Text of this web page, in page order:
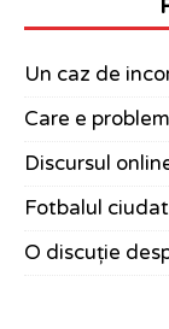
Un caz de
Care e
Discursul
Fotbalul ciudat
O discuție